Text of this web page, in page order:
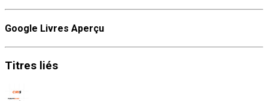
Google Livres Aperçu
Titres liés